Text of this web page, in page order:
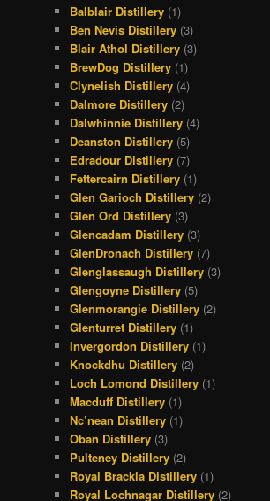
Balblair Distillery (1)
Ben Nevis Distillery (3)
Blair Athol Distillery (3)
BrewDog Distillery (1)
Clynelish Distillery (4)
Dalmore Distillery (2)
Dalwhinnie Distillery (4)
Deanston Distillery (5)
Edradour Distillery (7)
Fettercairn Distillery (1)
Glen Garioch Distillery (2)
Glen Ord Distillery (3)
Glencadam Distillery (3)
GlenDronach Distillery (7)
Glenglassaugh Distillery (3)
Glengoyne Distillery (5)
Glenmorangie Distillery (2)
Glenturret Distillery (1)
Invergordon Distillery (1)
Knockdhu Distillery (2)
Loch Lomond Distillery (1)
Macduff Distillery (1)
Nc’nean Distillery (1)
Oban Distillery (3)
Pulteney Distillery (2)
Royal Brackla Distillery (1)
Royal Lochnagar Distillery (2)